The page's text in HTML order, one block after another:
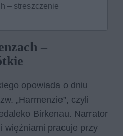
– streszczenie
–
opowiada o dniu
„Harmenzie”, czyli
Birkenau. Narrator
więźniami pracuje przy